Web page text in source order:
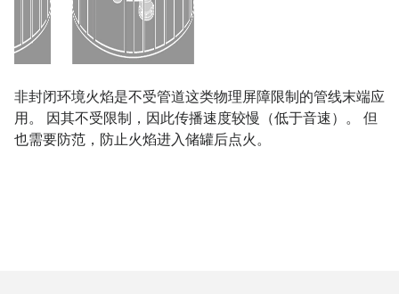
非封闭环境火焰是不受管道这类物理屏障限制的管线末端应
用。 因其不受限制，因此传播速度较慢（低于音速）。 但
也需要防范，防止火焰进入储罐后点火。